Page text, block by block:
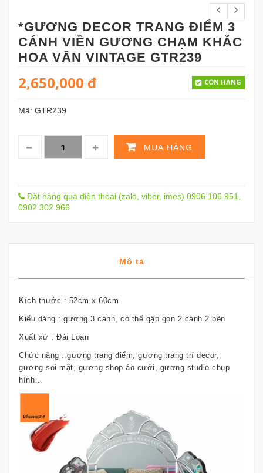
*GƯƠNG DECOR TRANG ĐIỂM 3
CÁNH VIỀN GƯƠNG CHẠM KHẮC
HOA VĂN VINTAGE GTR239
2,650,000 đ CÒN HÀNG
Mã: GTR239
MUA HÀNG
Đặt hàng qua điện thoại (zalo, viber, imes) 0906.106.951,
0902.302.966
Mô tả
Kích thước : 52cm x 60cm
Kiểu dáng : gương 3 cánh, có thể gập gọn 2 cánh 2 bên
Xuất xứ : Đài Loan
Chức năng : gương trang điểm, gương trang trí decor,
gương soi mặt, gương shop áo cưới, gương studio chụp
hình…